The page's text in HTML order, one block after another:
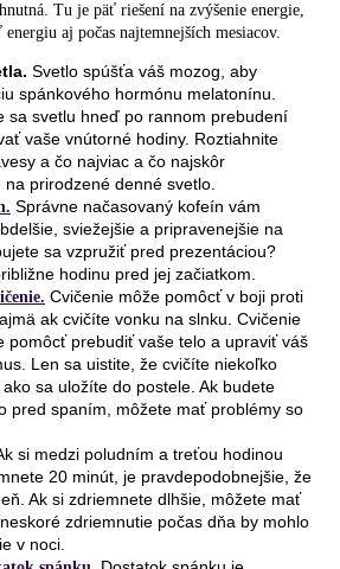
Tu je päť riešení na zvýšenie energie,
aj počas najtemnejších mesiacov.
Svetlo spúšťa váš mozog, aby
spánkového hormónu melatonínu.
sa svetlu hneď po rannom prebudení
vaše vnútorné hodiny. Roztiahnite
a čo najviac a čo najskôr
prirodzené denné svetlo.
Správne načasovaný kofeín vám
sviežejšie a pripravenejšie na
sa vzpružiť pred prezentáciou?
hodinu pred jej začiatkom.
Cvičenie môže pomôcť v boji proti
ak cvičíte vonku na slnku. Cvičenie
pomôcť prebudiť vaše telo a upraviť váš
Len sa uistite, že cvičíte niekoľko
sa uložíte do postele. Ak budete
pred spaním, môžete mať problémy so
Ak si medzi poludním a treťou hodinou
20 minút, je pravdepodobnejšie, že
Ak si zdriemnete dlhšie, môžete mať
zdriemnutie počas dňa by mohlo
v noci.